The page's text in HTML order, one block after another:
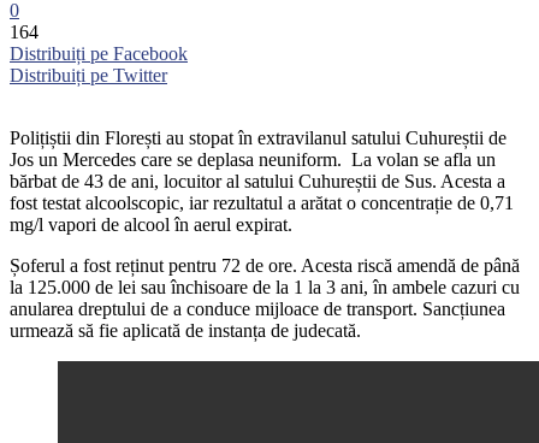
0
164
Distribuiți pe Facebook
Distribuiți pe Twitter
Polițiștii din Florești au stopat în extravilanul satului Cuhureștii de
Jos un Mercedes care se deplasa neuniform. La volan se afla un
bărbat de 43 de ani, locuitor al satului Cuhureștii de Sus. Acesta a
fost testat alcoolscopic, iar rezultatul a arătat o concentrație de 0,71
mg/l vapori de alcool în aerul expirat.
Șoferul a fost reținut pentru 72 de ore. Acesta riscă amendă de până
la 125.000 de lei sau închisoare de la 1 la 3 ani, în ambele cazuri cu
anularea dreptului de a conduce mijloace de transport. Sancțiunea
urmează să fie aplicată de instanța de judecată.